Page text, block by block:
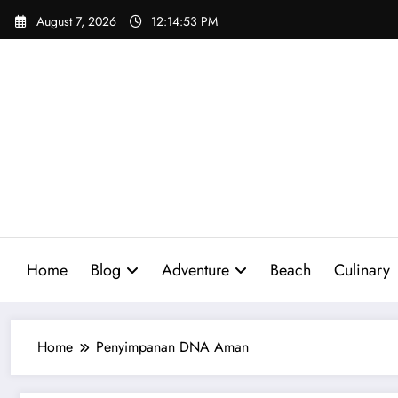
Skip
August 7, 2026 12:14:54 PM
Home Blog Adventure Beach Culinary
Home Penyimpanan DNA Aman